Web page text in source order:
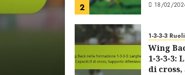
1-3-3-3 Analisi Tattica
1-3-3-3
2 18/02/
1-3-3-3
Wing
1-3-3-3:
di